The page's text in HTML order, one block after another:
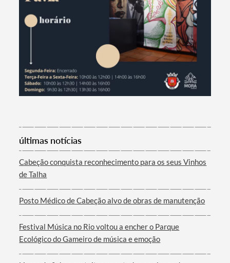
Categorias gerais
Filtros
últimas notícias
Cabeção conquista reconhecimento para os seus Vinhos
de Talha
Posto Médico de Cabeção alvo de obras de manutenção
Festival Música no Rio voltou a encher o Parque
Ecológico do Gameiro de música e emoção